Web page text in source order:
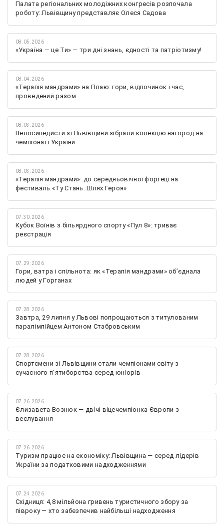
Палата регіональних молодіжних конгресів розпочала
роботу: Львівщину представляє Олеся Садова
08.05.2026
«Україна — це Ти» — три дні знань, єдності та патріотизму!
08.04.2026
«Терапія мандрами» на Плаю: гори, відпочинок і час,
проведений разом
08.03.2026
Велосипедисти зі Львівщини зібрали колекцію нагород на
чемпіонаті України
08.03.2026
«Терапія мандрами»: до середньовічної фортеці на
фестиваль «Ту Стань. Шлях Героя»
07.30.2026
Кубок Воїнів з більярдного спорту «Пул 8»: триває
реєстрація
07.29.2026
Гори, ватра і спільнота: як «Терапія мандрами» об’єднала
людей у Горганах
07.28.2026
Завтра, 29 липня у Львові попрощаються з титулованим
паралімпійцем Антоном Стабровським
07.28.2026
Спортсмени зі Львівщини стали чемпіонами світу з
сучасного п'ятиборства серед юніорів
07.26.2026
Єлизавета Вознюк — двічі віцечемпіонка Європи з
веслування
07.26.2026
Туризм працює на економіку: Львівщина — серед лідерів
України за податковими надходженнями
07.24.2026
Східниця: 4,8 мільйона гривень туристичного збору за
півроку — хто забезпечив найбільші надходження